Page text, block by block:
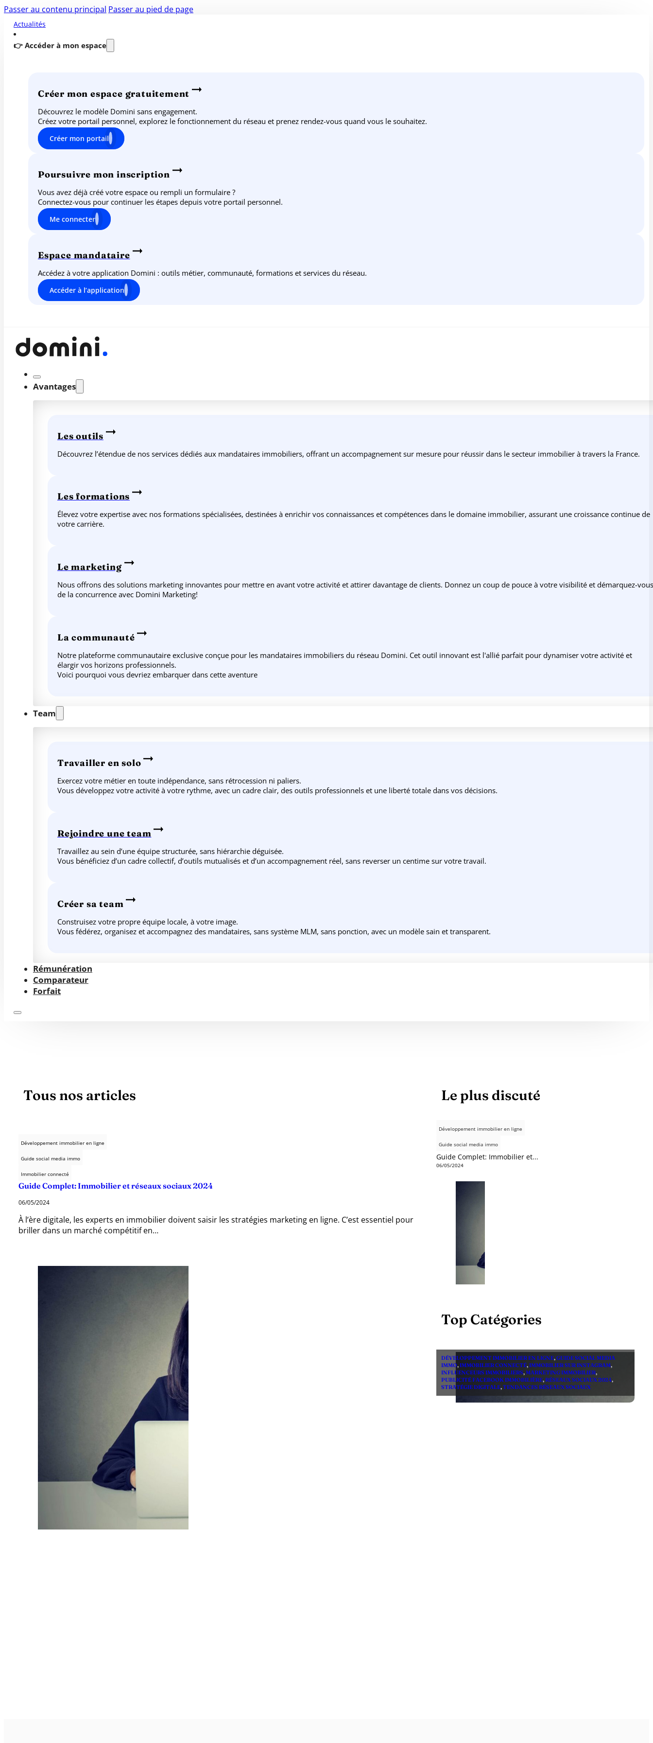
Passer au contenu principal Passer au pied de page
Actualités
👉 Accéder à mon espace
Créer mon espace gratuitement
Découvrez le modèle Domini sans engagement.
Créez votre portail personnel, explorez le fonctionnement du réseau et prenez rendez-vous quand vous le souhaitez.
Créer mon portail
Poursuivre mon inscription
Vous avez déjà créé votre espace ou rempli un formulaire ?
Connectez-vous pour continuer les étapes depuis votre portail personnel.
Me connecter
Espace mandataire
Accédez à votre application Domini : outils métier, communauté, formations et services du réseau.
Accéder à l’application
Avantages
Les outils
Découvrez l’étendue de nos services dédiés aux mandataires immobiliers, offrant un accompagnement sur mesure pour réussir dans le secteur immobilier à travers la France.
Les formations
Élevez votre expertise avec nos formations spécialisées, destinées à enrichir vos connaissances et compétences dans le domaine immobilier, assurant une croissance continue de
votre carrière.
Le marketing
Nous offrons des solutions marketing innovantes pour mettre en avant votre activité et attirer davantage de clients. Donnez un coup de pouce à votre visibilité et démarquez-vous
de la concurrence avec Domini Marketing!
La communauté
Notre plateforme communautaire exclusive conçue pour les mandataires immobiliers du réseau Domini. Cet outil innovant est l'allié parfait pour dynamiser votre activité et
élargir vos horizons professionnels.
Voici pourquoi vous devriez embarquer dans cette aventure
Team
Travailler en solo
Exercez votre métier en toute indépendance, sans rétrocession ni paliers.
Vous développez votre activité à votre rythme, avec un cadre clair, des outils professionnels et une liberté totale dans vos décisions.
Rejoindre une team
Travaillez au sein d’une équipe structurée, sans hiérarchie déguisée.
Vous bénéficiez d’un cadre collectif, d’outils mutualisés et d’un accompagnement réel, sans reverser un centime sur votre travail.
Créer sa team
Construisez votre propre équipe locale, à votre image.
Vous fédérez, organisez et accompagnez des mandataires, sans système MLM, sans ponction, avec un modèle sain et transparent.
Rémunération
Comparateur
Forfait
Tous nos articles
Développement immobilier en ligne
Guide social media immo
Immobilier connecté
Guide Complet: Immobilier et réseaux sociaux 2024
06/05/2024
À l’ère digitale, les experts en immobilier doivent saisir les stratégies marketing en ligne. C’est essentiel pour
briller dans un marché compétitif en…
Le plus discuté
Développement immobilier en ligne
Guide social media immo
Guide Complet: Immobilier et...
06/05/2024
Top Catégories
DÉVELOPPEMENT IMMOBILIER EN LIGNE,GUIDE SOCIAL MEDIA
IMMO,IMMOBILIER CONNECTÉ,IMMOBILIER SUR INSTAGRAM,
INFLUENCEURS IMMOBILIERS, MARKETING IMMOBILIER,
PUBLICITÉ FACEBOOK IMMOBILIÈRE,RÉSEAUX SOCIAUX 2024,
STRATÉGIE DIGITALE,TENDANCES RÉSEAUX SOCIAUX